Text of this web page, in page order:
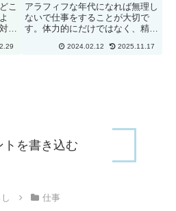
こ
処
る
アラフィフな年代になれば無理し
ないで仕事をすることが大切で
す。体力的にだけではなく、精神
しても問題が無かった、多くのプ
2024.02.12 2025.11.17
トを書き込む
仕事